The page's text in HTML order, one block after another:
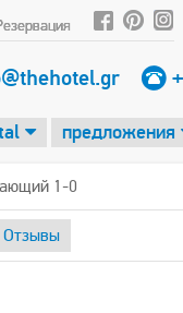
предложения
1-0